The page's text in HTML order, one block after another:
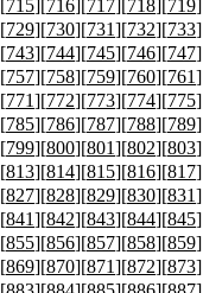
715][716][717][718][719
729][730][731][732][733
743][744][745][746][747
757][758][759][760][761
771][772][773][774][775
785][786][787][788][789
799][800][801][802][803
813][814][815][816][817
827][828][829][830][831
841][842][843][844][845
855][856][857][858][859
869][870][871][872][873